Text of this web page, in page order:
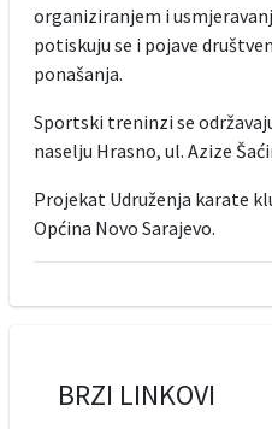
organiziranjem i
potiskuju se i pojave
ponašanja.
Sportski treninzi se
naselju Hrasno, ul. Azize
Projekat Udruženja karate
Općina Novo Sarajevo.
BRZI LINKOVI